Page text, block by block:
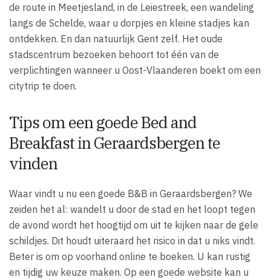
de route in Meetjesland, in de Leiestreek, een wandeling
langs de Schelde, waar u dorpjes en kleine stadjes kan
ontdekken. En dan natuurlijk Gent zelf. Het oude
stadscentrum bezoeken behoort tot één van de
verplichtingen wanneer u Oost-Vlaanderen boekt om een
citytrip te doen.
Tips om een goede Bed and
Breakfast in Geraardsbergen te
vinden
Waar vindt u nu een goede B&B in Geraardsbergen? We
zeiden het al: wandelt u door de stad en het loopt tegen
de avond wordt het hoogtijd om uit te kijken naar de gele
schildjes. Dit houdt uiteraard het risico in dat u niks vindt.
Beter is om op voorhand online te boeken. U kan rustig
en tijdig uw keuze maken. Op een goede website kan u